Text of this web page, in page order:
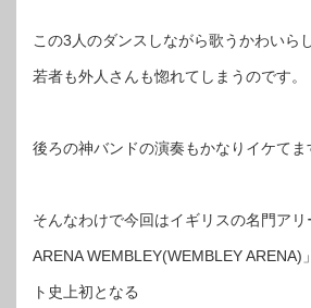
この3人のダンスしながら歌うかわいら
若者も外人さんも惚れてしまうのです。
後ろの神バンドの演奏もかなりイケてま
そんなわけで今回はイギリスの名門ア
ARENA WEMBLEY(WEMBLEY ARENA)
ト史上初となる